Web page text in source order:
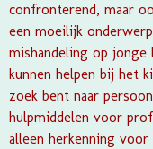
confronterend, maar
een moeilijk
mishandeling op jonge
kunnen helpen bij het
zoek bent naar
hulpmiddelen voor
alleen herkenning